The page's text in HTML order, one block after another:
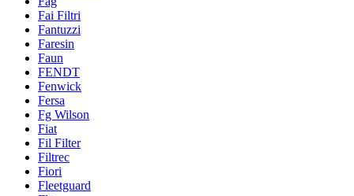
Fai Filtri
Fantuzzi
Faresin
Faun
FENDT
Fenwick
Fersa
Fg Wilson
Fiat
Fil Filter
Filtrec
Fiori
Fleetguard